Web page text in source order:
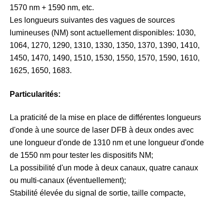
1570 nm + 1590 nm, etc.
Les longueurs suivantes des vagues de sources
lumineuses (NM) sont actuellement disponibles: 1030,
1064, 1270, 1290, 1310, 1330, 1350, 1370, 1390, 1410,
1450, 1470, 1490, 1510, 1530, 1550, 1570, 1590, 1610,
1625, 1650, 1683.
Particularités:
La praticité de la mise en place de différentes longueurs
d'onde à une source de laser DFB à deux ondes avec
une longueur d'onde de 1310 nm et une longueur d'onde
de 1550 nm pour tester les dispositifs NM;
La possibilité d'un mode à deux canaux, quatre canaux
ou multi-canaux (éventuellement);
Stabilité élevée du signal de sortie, taille compacte,